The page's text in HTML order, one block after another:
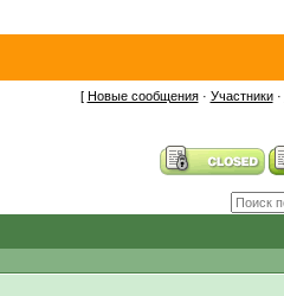
[ Новые сообщения· Участники·